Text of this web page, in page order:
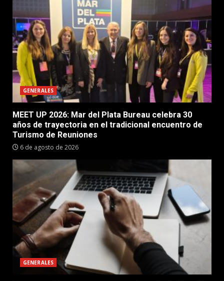
GENERALES
MEET UP 2026: Mar del Plata Bureau celebra 30
años de trayectoria en el tradicional encuentro de
Turismo de Reuniones
6 de agosto de 2026
GENERALES